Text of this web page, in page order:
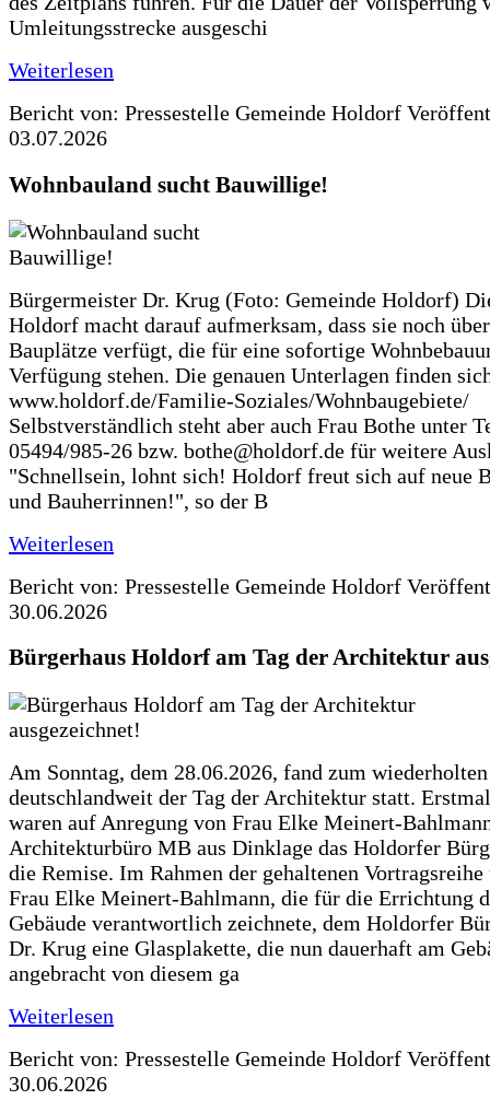
Umleitungsstrecke ausgeschi
Weiterlesen
Bericht von: Pressestelle Gemeinde Holdorf
03.07.2026
Wohnbauland sucht Bauwillige!
Bürgermeister Dr. Krug (Foto: Gemeinde Holdorf)
Holdorf macht darauf aufmerksam, dass sie noch
Bauplätze verfügt, die für eine sofortige
Verfügung stehen. Die genauen Unterlagen finden
www.holdorf.de/Familie-Soziales/Wohnbaugebiete/
Selbstverständlich steht aber auch Frau Bothe unter
05494/985-26 bzw. bothe@holdorf.de für weitere
"Schnellsein, lohnt sich! Holdorf freut sich auf neue
und Bauherrinnen!", so der B
Weiterlesen
Bericht von: Pressestelle Gemeinde Holdorf
30.06.2026
Bürgerhaus Holdorf am Tag der Architektur
Am Sonntag, dem 28.06.2026, fand zum
deutschlandweit der Tag der Architektur statt.
waren auf Anregung von Frau Elke Meinert-
Architekturbüro MB aus Dinklage das Holdorfer
die Remise. Im Rahmen der gehaltenen
Frau Elke Meinert-Bahlmann, die für die Errichtung
Gebäude verantwortlich zeichnete, dem Holdorfer
Dr. Krug eine Glasplakette, die nun dauerhaft am
angebracht von diesem ga
Weiterlesen
Bericht von: Pressestelle Gemeinde Holdorf
30.06.2026